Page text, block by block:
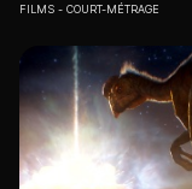
FILMS COURT-MÉTRAGE